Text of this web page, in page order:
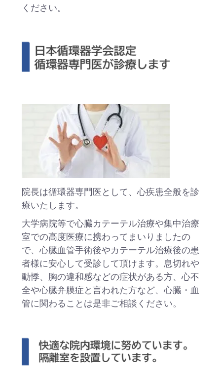
ください。
院長は循環器専門医として、心疾患全般を診
療いたします。
大学病院等で心臓カテーテル治療や集中治療
室での高度医療に携わってまいりましたの
で、心臓血管手術後やカテーテル治療後の患
者様に安心して受診して頂けます。息切れや
動悸、胸の違和感などの症状がある方、心不
全や心臓弁膜症と言われた方など、心臓・血
管に関わることは是非ご相談ください。